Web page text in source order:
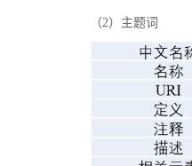
（2）主题词